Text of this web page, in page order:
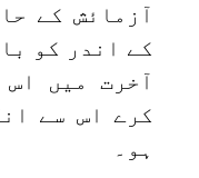
آزمائش کے
کے اندر کو
آخرت میں اس
کرے اس سے
ہو۔